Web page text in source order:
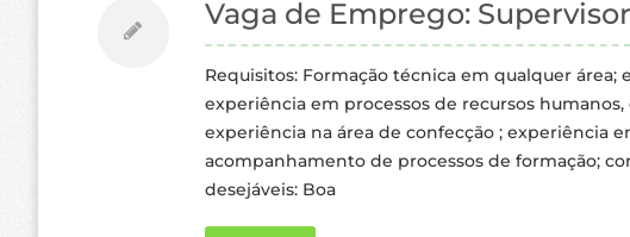
Vaga de Emprego:
Requisitos: Formação técnica em qualquer
experiência em processos de recursos
experiência na área de confecção ; experiência
acompanhamento de processos de formação;
desejáveis: Boa